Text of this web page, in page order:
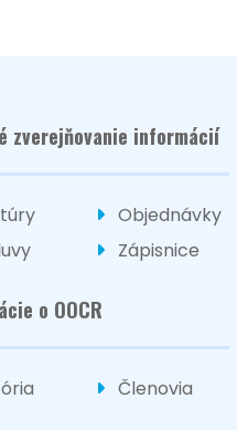
zverejňovanie informácií
Objednávky
Zápisnice
o OOCR
Členovia